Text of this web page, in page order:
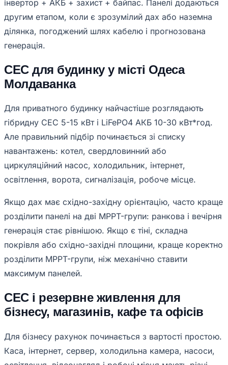
інвертор + АКБ + захист + байпас. Панелі додаються
другим етапом, коли є зрозумілий дах або наземна
ділянка, погоджений шлях кабелю і прогнозована
генерація.
СЕС для будинку у місті Одеса
Молдаванка
Для приватного будинку найчастіше розглядають
гібридну СЕС 5-15 кВт і LiFePO4 АКБ 10-30 кВт*год.
Але правильний підбір починається зі списку
навантажень: котел, свердловинний або
циркуляційний насос, холодильник, інтернет,
освітлення, ворота, сигналізація, робоче місце.
Якщо дах має східно-західну орієнтацію, часто краще
розділити панелі на дві MPPT-групи: ранкова і вечірня
генерація стає рівнішою. Якщо є тіні, складна
покрівля або східно-західні площини, краще коректно
розділити MPPT-групи, ніж механічно ставити
максимум панелей.
СЕС і резервне живлення для
бізнесу, магазинів, кафе та офісів
Для бізнесу рахунок починається з вартості простою.
Каса, інтернет, сервер, холодильна камера, насоси,